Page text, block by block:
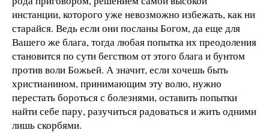
инстанции, которого уже невозможно избежать, как ни
старайся. Ведь если они посланы Богом, да еще для
Вашего же блага, тогда любая попытка их преодоления
становится по сути бегством от этого блага и бунтом
против воли Божьей. А значит, если хочешь быть
христианином, принимающим эту волю, нужно
перестать бороться с болезнями, оставить попытки
найти себе пару, разучиться радоваться и жить одними
лишь скорбями.